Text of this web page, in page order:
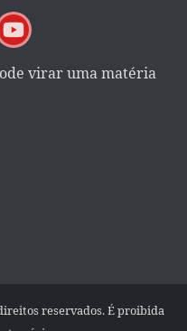
virar uma matéria
reservados. É proibida